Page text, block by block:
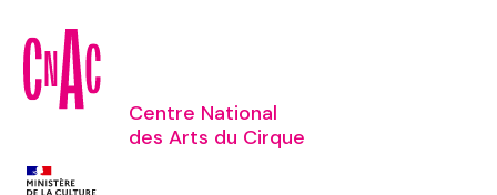
Centre National
des Arts du Cirque